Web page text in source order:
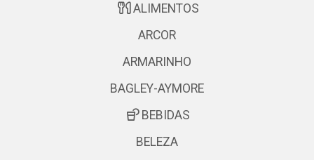
ALIMENTOS
ARCOR
ARMARINHO
BAGLEY-AYMORE
BEBIDAS
BELEZA